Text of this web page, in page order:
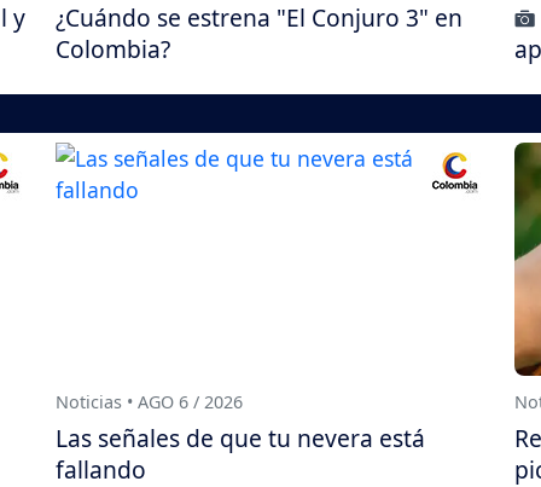
y
¿Cuándo se estrena "El Conjuro 3" en
Colombia?
Noticias • AGO 6 / 2026
Las señales de que tu nevera está
fallando